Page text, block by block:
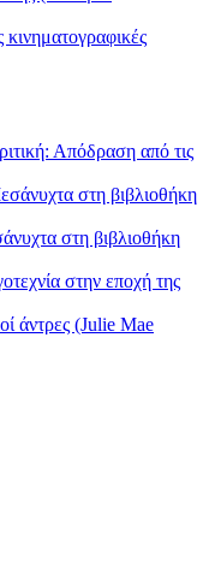
Απόδραση από τις
στη βιβλιοθήκη
στη βιβλιοθήκη
στην εποχή της
άντρες (Julie Mae